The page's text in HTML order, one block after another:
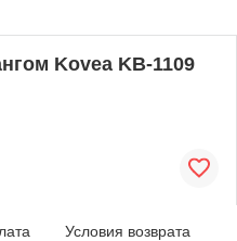
Kovea KB-1109
Условия возврата